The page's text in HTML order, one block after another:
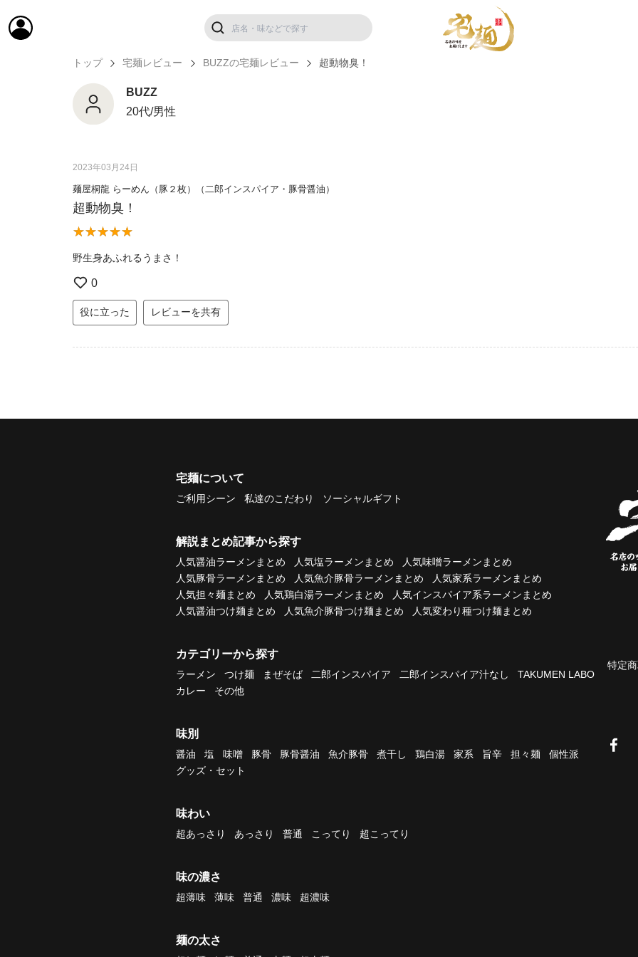
トップ 宅麺レビュー BUZZの宅麺レビュー 超動物臭！
BUZZ
20代/男性
2023年03月24日
麺屋桐龍 らーめん（豚２枚）（二郎インスパイア・豚骨醤油）
超動物臭！
野生身あふれるうまさ！
0
役に立った レビューを共有
宅麺について
ご利用シーン 私達のこだわり ソーシャルギフト
解説まとめ記事から探す
人気醤油ラーメンまとめ 人気塩ラーメンまとめ
人気味噌ラーメンまとめ
人気豚骨ラーメンまとめ
人気魚介豚骨ラーメンまとめ
人気家系ラーメンまとめ
人気担々麺まとめ
人気鶏白湯ラーメンまとめ
人気インスパイア系ラーメンまとめ
人気醤油つけ麺まとめ
人気魚介豚骨つけ麺まとめ 人気変わり種つけ麺まとめ
カテゴリーから探す
ラーメン つけ麺 まぜそば 二郎インスパイア 二郎インスパイア汁なし
TAKUMEN LABO
カレー
その他
味別
醤油 塩 味噌 豚骨 豚骨醤油 魚介豚骨 煮干し 鶏白湯 家系 旨辛 担々麺
個性派
グッズ・セット
味わい
超あっさり あっさり 普通 こってり 超こってり
味の濃さ
超薄味 薄味 普通 濃味 超濃味
麺の太さ
特定